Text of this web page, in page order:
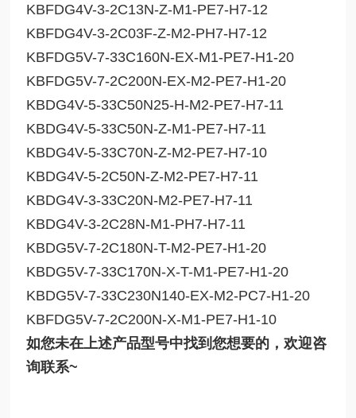
KBFDG4V-3-2C13N-Z-M1-PE7-H7-12
KBFDG4V-3-2C03F-Z-M2-PH7-H7-12
KBFDG5V-7-33C160N-EX-M1-PE7-H1-20
KBFDG5V-7-2C200N-EX-M2-PE7-H1-20
KBDG4V-5-33C50N25-H-M2-PE7-H7-11
KBDG4V-5-33C50N-Z-M1-PE7-H7-11
KBDG4V-5-33C70N-Z-M2-PE7-H7-10
KBDG4V-5-2C50N-Z-M2-PE7-H7-11
KBDG4V-3-33C20N-M2-PE7-H7-11
KBDG4V-3-2C28N-M1-PH7-H7-11
KBDG5V-7-2C180N-T-M2-PE7-H1-20
KBDG5V-7-33C170N-X-T-M1-PE7-H1-20
KBDG5V-7-33C230N140-EX-M2-PC7-H1-20
KBFDG5V-7-2C200N-X-M1-PE7-H1-10
如您未在上述产品型号中找到您想要的，欢迎咨
询联系~